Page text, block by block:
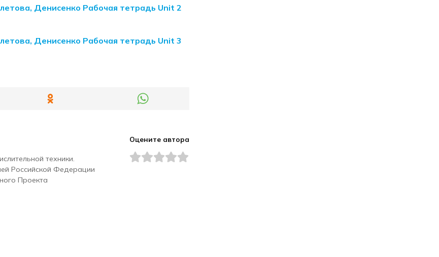
Денисенко Рабочая тетрадь Unit 2
Денисенко Рабочая тетрадь Unit 3
техники.
Российской Федерации
Проекта
Оцените автора